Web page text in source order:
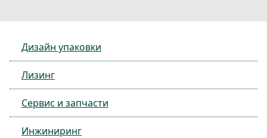
Дизайн упаковки
Лизинг
Сервис и запчасти
Инжиниринг